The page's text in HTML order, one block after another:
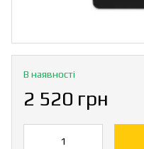
В наявності
2 520 грн